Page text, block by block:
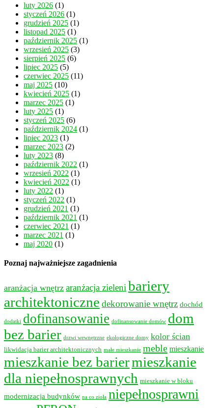
luty 2026 (1)
styczeń 2026 (1)
grudzień 2025 (1)
listopad 2025 (1)
październik 2025 (1)
wrzesień 2025 (3)
sierpień 2025 (6)
lipiec 2025 (5)
czerwiec 2025 (11)
maj 2025 (10)
kwiecień 2025 (1)
marzec 2025 (1)
luty 2025 (1)
styczeń 2025 (6)
październik 2024 (1)
lipiec 2023 (1)
marzec 2023 (2)
luty 2023 (8)
październik 2022 (1)
wrzesień 2022 (1)
kwiecień 2022 (1)
luty 2022 (1)
styczeń 2022 (1)
grudzień 2021 (1)
październik 2021 (1)
czerwiec 2021 (1)
marzec 2021 (1)
maj 2020 (1)
Poznaj najważniejsze zagadnienia
aranżacja wnętrz aranżacja zieleni bariery
architektoniczne dekorowanie wnętrz dochód
dodatki dofinansowanie dofinansowanie domów dom
bez barier drzwi wewnętrzne ekologiczne domy kolor ścian
likwidacja barier architektonicznych małe mieszkanie meble mieszkanie
mieszkanie bez bariermieszkanie
dla niepełnosprawnych mieszkanie w bloku
modernizacja budynków na co zioła niepełnosprawni